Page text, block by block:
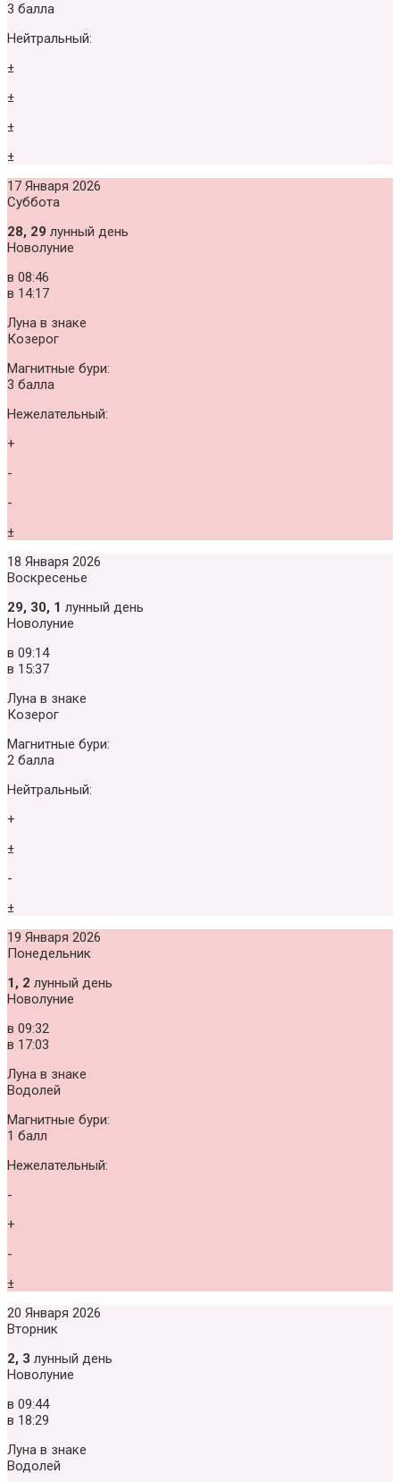
3 балла
Нейтральный:
±
±
±
±
17 Января 2026
Суббота
28, 29 лунный день
Новолуние
в 08:46
в 14:17
Луна в знаке
Козерог
Магнитные бури:
3 балла
Нежелательный:
+
-
-
±
18 Января 2026
Воскресенье
29, 30, 1 лунный день
Новолуние
в 09:14
в 15:37
Луна в знаке
Козерог
Магнитные бури:
2 балла
Нейтральный:
+
±
-
±
19 Января 2026
Понедельник
1, 2 лунный день
Новолуние
в 09:32
в 17:03
Луна в знаке
Водолей
Магнитные бури:
1 балл
Нежелательный:
-
+
-
±
20 Января 2026
Вторник
2, 3 лунный день
Новолуние
в 09:44
в 18:29
Луна в знаке
Водолей